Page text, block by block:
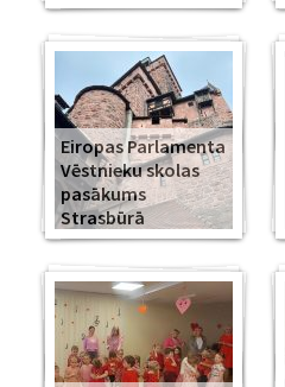
Eiropas Parlamenta
Vēstnieku skolas
pasākums
Strasbūrā